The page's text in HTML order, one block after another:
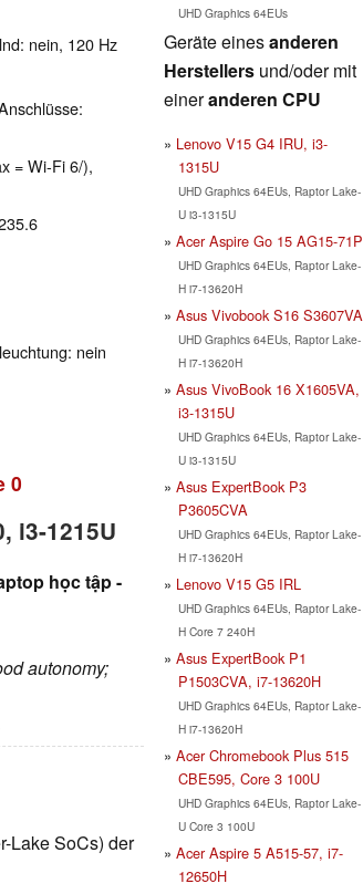
nein, 120 Hz
= Wi-Fi 6/),
nein
0
i3-1215U
học tập -
autonomy;
Lake SoCs) der
UHD Graphics 64EUs
Geräte einesanderen
Herstellers und/oder mit
eineranderen CPU
Lenovo V15 G4 IRU, i3-
1315U
UHD Graphics 64EUs, Raptor Lake-
U i3-1315U
Acer Aspire Go 15 AG15-71P
UHD Graphics 64EUs, Raptor Lake-
H i7-13620H
Asus Vivobook S16 S3607VA
UHD Graphics 64EUs, Raptor Lake-
H i7-13620H
Asus VivoBook 16 X1605VA,
i3-1315U
UHD Graphics 64EUs, Raptor Lake-
U i3-1315U
Asus ExpertBook P3
P3605CVA
UHD Graphics 64EUs, Raptor Lake-
H i7-13620H
Lenovo V15 G5 IRL
UHD Graphics 64EUs, Raptor Lake-
H Core 7 240H
Asus ExpertBook P1
P1503CVA, i7-13620H
UHD Graphics 64EUs, Raptor Lake-
H i7-13620H
Acer Chromebook Plus 515
CBE595, Core 3 100U
UHD Graphics 64EUs, Raptor Lake-
U Core 3 100U
Acer Aspire 5 A515-57, i7-
12650H